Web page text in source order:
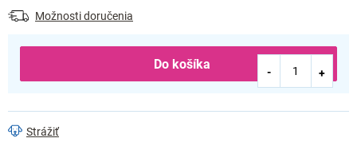
Možnosti doručenia
Do košíka
Strážiť